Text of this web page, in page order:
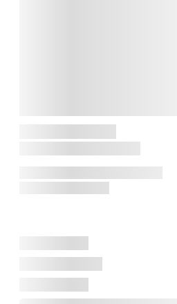
farver, giver et nutidigt og moderne